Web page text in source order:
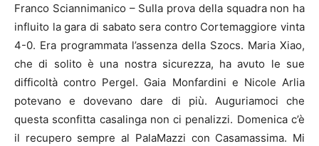
Franco Sciannimanico – Sulla prova della squadra non ha
influito la gara di sabato sera contro Cortemaggiore vinta
4-0. Era programmata l’assenza della Szocs. Maria Xiao,
che di solito è una nostra sicurezza, ha avuto le sue
difficoltà contro Pergel. Gaia Monfardini e Nicole Arlia
potevano e dovevano dare di più. Auguriamoci che
questa sconfitta casalinga non ci penalizzi. Domenica c’è
il recupero sempre al PalaMazzi con Casamassima. Mi